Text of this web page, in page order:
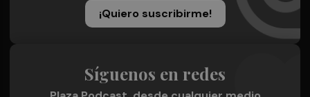
¡Quiero suscribirme!
Síguenos en redes